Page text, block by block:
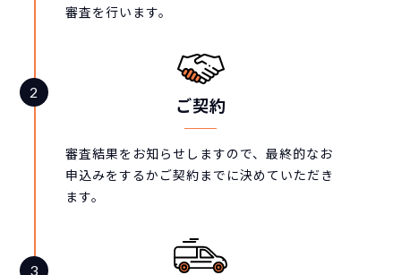
審査を行います。
ご契約
審査結果をお知らせしますので、最終的なお
申込みをするかご契約までに決めていただき
ます。